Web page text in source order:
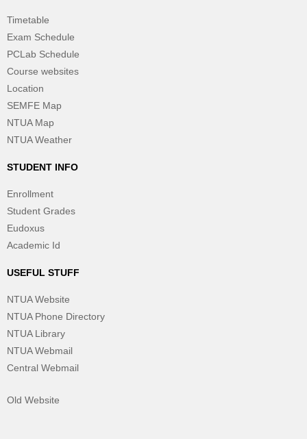
Timetable
Exam Schedule
PCLab Schedule
Course websites
Location
SEMFE Map
NTUA Map
NTUA Weather
STUDENT INFO
Enrollment
Student Grades
Eudoxus
Academic Id
USEFUL STUFF
NTUA Website
NTUA Phone Directory
NTUA Library
NTUA Webmail
Central Webmail
Old Website